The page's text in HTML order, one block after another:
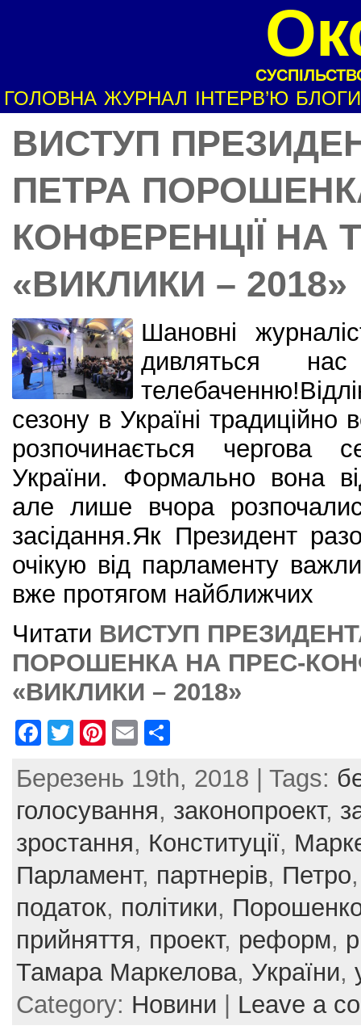
ГОЛОВНА ЖУРНАЛ ІНТЕРВ’Ю БЛОГИ
ВИСТУП
ПЕТРА
КОНФЕРЕНЦІЇ НА
«ВИКЛИКИ – 2018»
Шановні
дивляться
сезону в Україні традиційно
розпочинається чергова
України. Формально вона
але лише вчора
засідання.Як Президент
очікую від парламенту
вже протягом найближчих
Читати ВИСТУП
ПОРОШЕНКА НА ПРЕС-
«ВИКЛИКИ – 2018»
F
c
e
b
o
o
k
T
itt
er
Pi
er
e
st
E
ai
l
ar
e
Березень 19th, 2018 | Tags:
голосування, законопроект,
зростання, Конституції,
Парламент, партнерів, Петро
податок, політики,
прийняття, проект, реформ,
Тамара Маркелова, України,
Category: Новини | Leave a